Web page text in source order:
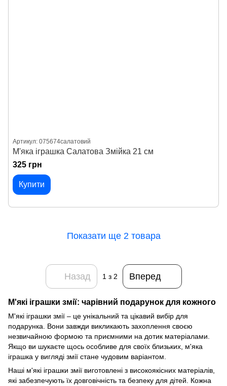
Артикул: 075674салатовий
М'яка іграшка Салатова Змійка 21 см
325 грн
Купити
Показати ще 2 товара
Назад 1 з 2 Вперед
М'які іграшки змії: чарівний подарунок для кожного
М'які іграшки змії – це унікальний та цікавий вибір для
подарунка. Вони завжди викликають захоплення своєю
незвичайною формою та приємними на дотик матеріалами.
Якщо ви шукаєте щось особливе для своїх близьких, м'яка
іграшка у вигляді змії стане чудовим варіантом.
Наші м'які іграшки змії виготовлені з високоякісних матеріалів,
які забезпечують їх довговічність та безпеку для дітей. Кожна